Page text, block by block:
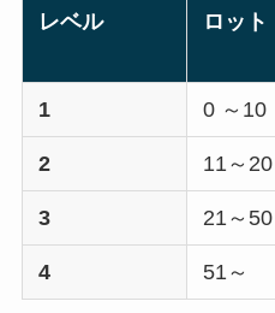
レベル ロット
1 0 ～10
2 11～20
3 21～50
4 51～